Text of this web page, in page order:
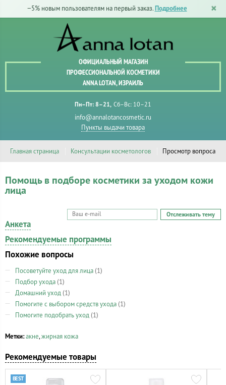
−5% новым пользователям на первый заказ. Подробнее
ОФИЦИАЛЬНЫЙ МАГАЗИН
ПРОФЕССИОНАЛЬНОЙ КОСМЕТИКИ
ANNA LOTAN, ИЗРАИЛЬ
Пн–Пт: 8–21 Сб–Вс: 10–21
info@annalotancosmetic.ru
Пункты выдачи товара
Главная страница Консультации косметологов Просмотр вопроса
Помощь в подборе косметики за уходом кожи
лица
Отслеживать тему
Анкета
Рекомендуемые программы
Похожие вопросы
Посоветуйте уход для лица (1)
Подбор ухода (1)
Домашний уход (1)
Помогите с выбором средств ухода (1)
Помогите подобрать уход (1)
Метки: акне, жирная кожа
Рекомендуемые товары